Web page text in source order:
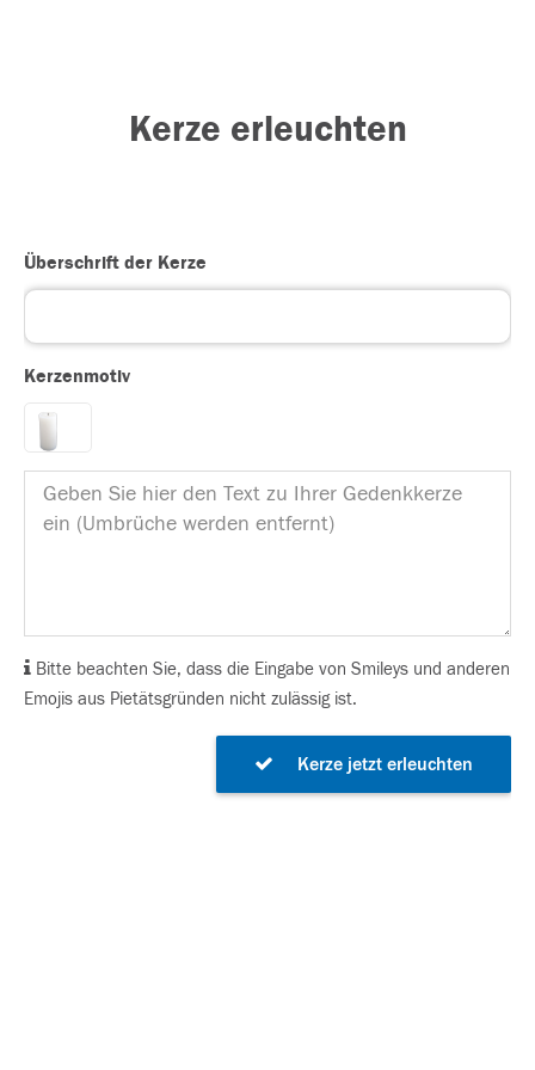
Kerze erleuchten
Überschrift der Kerze
Kerzenmotiv
Bitte beachten Sie, dass die Eingabe von Smileys und anderen
Emojis aus Pietätsgründen nicht zulässig ist.
Kerze jetzt erleuchten